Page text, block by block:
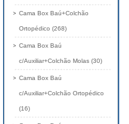
Cama Box Baú+Colchão
Ortopédico (268)
Cama Box Baú
c/Auxiliar+Colchão Molas (30)
Cama Box Baú
c/Auxiliar+Colchão Ortopédico
(16)